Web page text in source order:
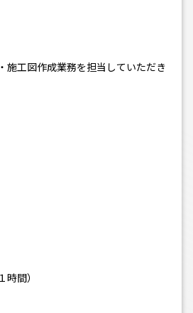
施工図作成業務を担当していただき
間）